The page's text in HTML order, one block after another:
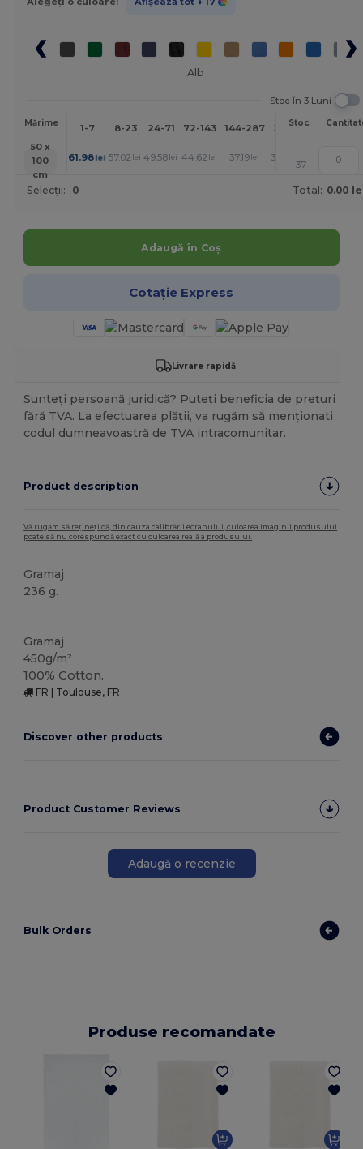
Alb
Stoc În 3 Luni
Mărime 1-7 8-23 24-71 72-143 144-287 288 +
Mai
Stoc
50 x
100
cm
61.98lei 57.02 lei 49.58lei 44.62 lei 37.19lei 32.23
37
Selecții: 0 Total: 0.00
Adaugă în Coș
Cotație Express
Livrare rapidă
Sunteți persoană juridică? Puteți beneficia de prețuri
fără TVA. La efectuarea plății, va rugăm să menționati
codul dumneavoastră de TVA intracomunitar.
Product description
Vă rugăm să rețineți că, din cauza calibrării ecranului, culoarea imaginii produsului
poate să nu corespundă exact cu culoarea reală a produsului.
Gramaj
236 g.
Gramaj
450g/m²
100% Cotton.
FR | Toulouse, FR
Discover other products
Product Customer Reviews
Adaugă o recenzie
Bulk Orders
Produse recomandate